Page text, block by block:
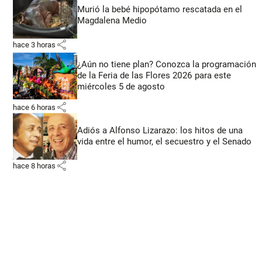
Murió la bebé hipopótamo rescatada en el
Magdalena Medio
hace 3 horas share
¿Aún no tiene plan? Conozca la programación
de la Feria de las Flores 2026 para este
miércoles 5 de agosto
hace 6 horas share
Adiós a Alfonso Lizarazo: los hitos de una
vida entre el humor, el secuestro y el Senado
hace 8 horas share